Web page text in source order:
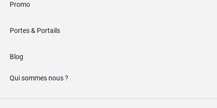
Promo
Portes & Portails
Blog
Qui sommes nous ?